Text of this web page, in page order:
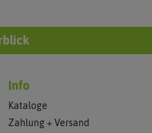
Info
Kataloge
Zahlung + Versand